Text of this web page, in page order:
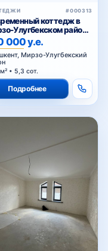
#000313
коттедж в
Улугбекском районе,
000 у.е.
Мирзо-Улугбекский
• 5,3 сот.
Подробнее